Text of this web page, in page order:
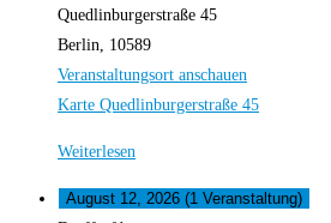
Quedlinburgerstraße 45
Berlin, 10589
Veranstaltungsort anschauen
Karte Quedlinburgerstraße 45
Weiterlesen
August 12, 2026 (1 Veranstaltung)